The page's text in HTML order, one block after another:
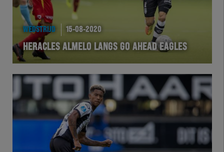
WEDSTRIJD 15-08-2020
HERACLES ALMELO LANGS GO AHEAD EAGLES